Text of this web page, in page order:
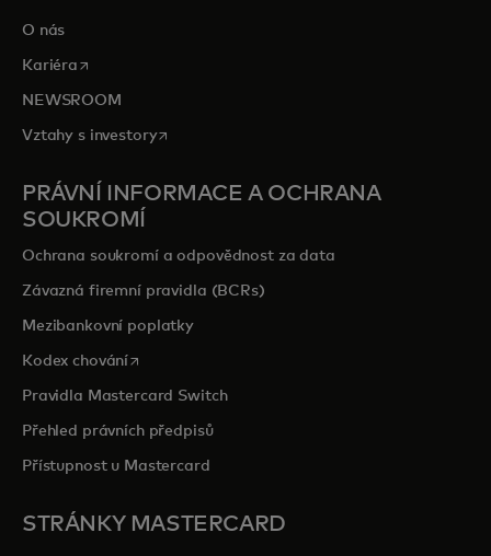
O nás
Kariéra opens in a new tab
NEWSROOM
Vztahy s investoryopens in a new tab
PRÁVNÍ INFORMACE A OCHRANA
SOUKROMÍ
Ochrana soukromí a odpovědnost za data
Závazná firemní pravidla (BCRs)
Mezibankovní poplatky
Kodex chováníopens in a new tab
Pravidla Mastercard Switch
Přehled právních předpisů
Přístupnost u Mastercard
STRÁNKY MASTERCARD